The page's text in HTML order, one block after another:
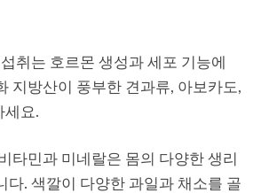
취는 호르몬 생성과 세포 기능에
지방산이 풍부한 견과류, 아보카도,
세요.
타민과 미네랄은 몸의 다양한 생리
다. 색깔이 다양한 과일과 채소를 골